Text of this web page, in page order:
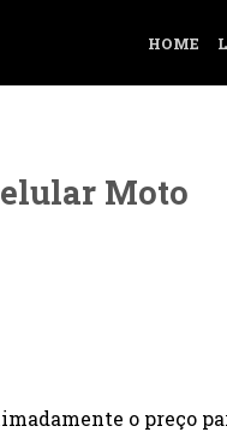
HOME
Moto
o preço